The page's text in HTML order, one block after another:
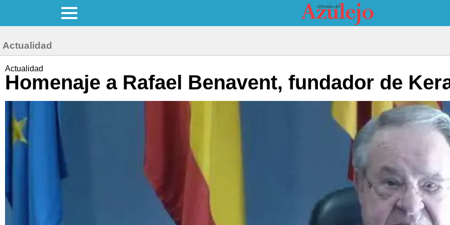
Actualidad
Actualidad
Homenaje a Rafael Benavent, fundador de